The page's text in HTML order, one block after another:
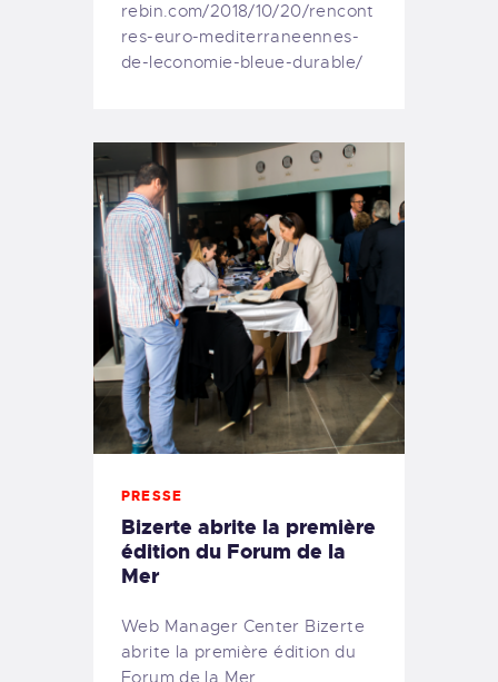
rebin.com/2018/10/20/rencont
res-euro-mediterraneennes-
de-leconomie-bleue-durable/
PRESSE
Bizerte abrite la première
édition du Forum de la
Mer
Web Manager Center Bizerte
abrite la première édition du
Forum de la Mer